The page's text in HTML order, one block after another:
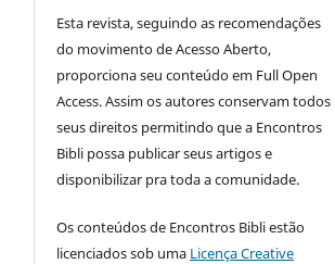
Esta revista, seguindo as recomendações
do movimento de Acesso Aberto,
proporciona seu conteúdo em Full Open
Access. Assim os autores conservam todos
seus direitos permitindo que a Encontros
Bibli possa publicar seus artigos e
disponibilizar pra toda a comunidade.
Os conteúdos de Encontros Bibli estão
licenciados sob uma Licença Creative